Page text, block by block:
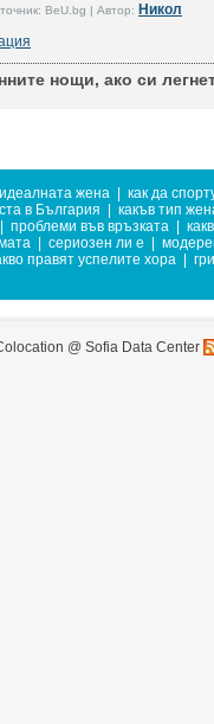
BeU.bg | Автор: Никол
нощи, ако си
идеалната жена
как да
в България
какъв тип
проблеми във връзката
сериозен ли е
правят успелите хора
@ Sofia Data Center